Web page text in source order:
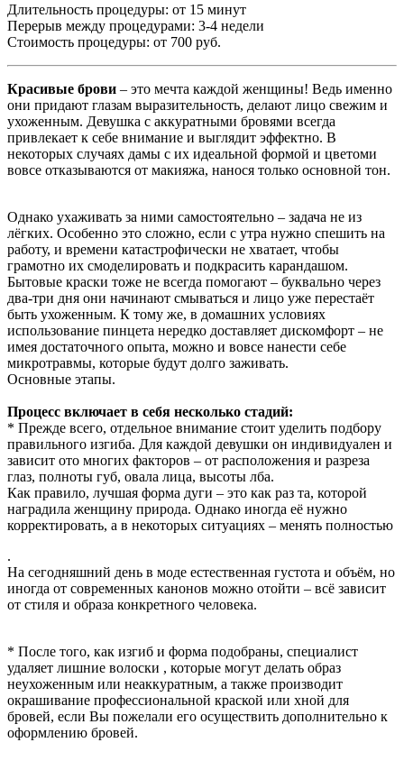
Длительность процедуры: от 15 минут
Перерыв между процедурами: 3-4 недели
Стоимость процедуры: от 700 руб.
Красивые брови – это мечта каждой женщины! Ведь именно
они придают глазам выразительность, делают лицо свежим и
ухоженным. Девушка с аккуратными бровями всегда
привлекает к себе внимание и выглядит эффектно. В
некоторых случаях дамы с их идеальной формой и цветоми
вовсе отказываются от макияжа, нанося только основной тон.
Однако ухаживать за ними самостоятельно – задача не из
лёгких. Особенно это сложно, если с утра нужно спешить на
работу, и времени катастрофически не хватает, чтобы
грамотно их смоделировать и подкрасить карандашом.
Бытовые краски тоже не всегда помогают – буквально через
два-три дня они начинают смываться и лицо уже перестаёт
быть ухоженным. К тому же, в домашних условиях
использование пинцета нередко доставляет дискомфорт – не
имея достаточного опыта, можно и вовсе нанести себе
микротравмы, которые будут долго заживать.
Основные этапы.
Процесс включает в себя несколько стадий:
* Прежде всего, отдельное внимание стоит уделить подбору
правильного изгиба. Для каждой девушки он индивидуален и
зависит ото многих факторов – от расположения и разреза
глаз, полноты губ, овала лица, высоты лба.
Как правило, лучшая форма дуги – это как раз та, которой
наградила женщину природа. Однако иногда её нужно
корректировать, а в некоторых ситуациях – менять полностью
.
На сегодняшний день в моде естественная густота и объём, но
иногда от современных канонов можно отойти – всё зависит
от стиля и образа конкретного человека.
* После того, как изгиб и форма подобраны, специалист
удаляет лишние волоски , которые могут делать образ
неухоженным или неаккуратным, а также производит
окрашивание профессиональной краской или хной для
бровей, если Вы пожелали его осуществить дополнительно к
оформлению бровей.